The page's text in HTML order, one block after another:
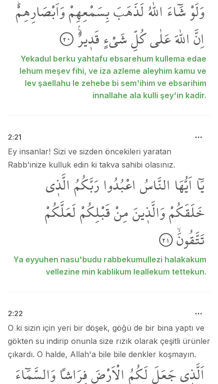
وَلَوْشَٓاءَ اللّٰهُلَذَهَبَبِسَمْعِهِمْوَاَبْصَارِهِمْۜ
اِنَّاللّٰهَعَلٰىكُلِّشَيْءٍقَد۪يرٌ۟ ٢٠
Yekadul berku yahtafu ebsarehum kullema edae
lehum meşev fihi, ve iza azleme aleyhim kamu ve
lev şaellahu le zehebe bi sem'ihim ve ebsarihim
innallahe ala kulli şey'in kadir.
2:21
Ey insanlar! Sizi ve sizden öncekileri yaratan
Rabb'inize kulluk edin ki takva sahibi olasınız.
يَٓااَيُّهَا النَّاسُاعْبُدُوارَبَّكُمُالَّذ۪ي
خَلَقَكُمْوَالَّذ۪ينَمِنْقَبْلِكُمْلَعَلَّكُمْ
تَتَّقُونَۙ ٢١
Ya eyyuhen nasu'budu rabbekumullezi halakakum
vellezine min kablikum leallekum tettekun.
2:22
O ki sizin için yeri bir döşek, göğü de bir bina yaptı ve
gökten su indirip onunla size rızık olarak çeşitli ürünler
çıkardı. O halde, Allah'a bile bile denkler koşmayın.
اَلَّذ۪يجَعَلَلَكُمُالْاَرْضَفِرَاشاًوَالسَّمَٓاءَ